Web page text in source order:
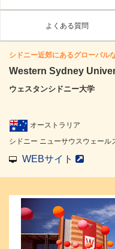
よくある質問
シドニー近郊にあるグローバル
Western Sydney
ウェスタンシドニー大学
オーストラリア
シドニー ニューサウスウェール
WEBサイト